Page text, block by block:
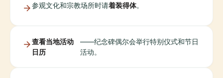
参观文化和宗教场所时请着装得体。
查看当地活动
日历
——纪念碑偶尔会举行特别仪式和节日
活动。